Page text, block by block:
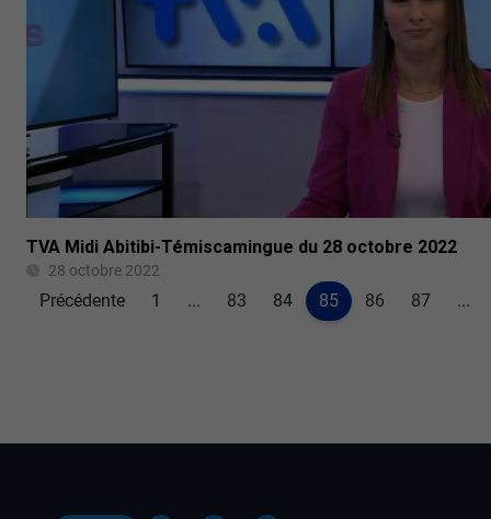
TVA Midi Abitibi-Témiscamingue du 28 octobre 2022
28 octobre 2022
Précédente 1 ... 83 84 85 86 87 ...